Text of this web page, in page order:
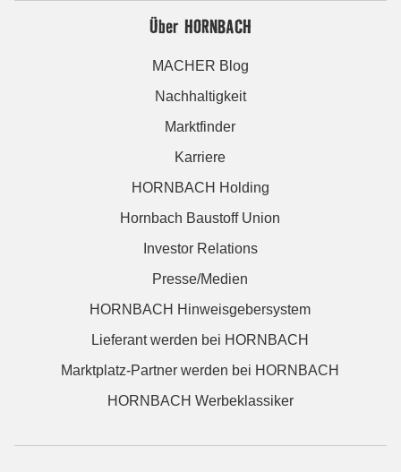
Über HORNBACH
MACHER Blog
Nachhaltigkeit
Marktfinder
Karriere
HORNBACH Holding
Hornbach Baustoff Union
Investor Relations
Presse/Medien
HORNBACH Hinweisgebersystem
Lieferant werden bei HORNBACH
Marktplatz-Partner werden bei HORNBACH
HORNBACH Werbeklassiker